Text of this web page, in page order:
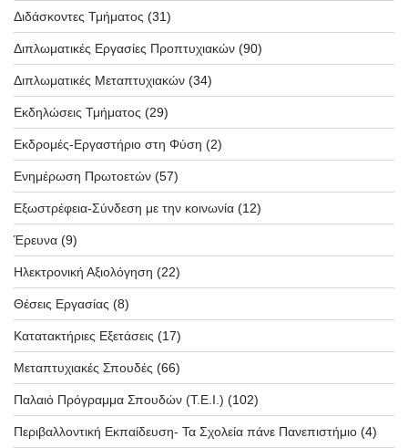
Διδάσκοντες Τμήματος (31)
Διπλωματικές Εργασίες Προπτυχιακών (90)
Διπλωματικές Μεταπτυχιακών (34)
Εκδηλώσεις Τμήματος (29)
Εκδρομές-Εργαστήριο στη Φύση (2)
Ενημέρωση Πρωτοετών (57)
Εξωστρέφεια-Σύνδεση με την κοινωνία (12)
Έρευνα (9)
Ηλεκτρονική Αξιολόγηση (22)
Θέσεις Εργασίας (8)
Κατατακτήριες Εξετάσεις (17)
Μεταπτυχιακές Σπουδές (66)
Παλαιό Πρόγραμμα Σπουδών (T.E.I.) (102)
Περιβαλλοντική Εκπαίδευση- Τα Σχολεία πάνε Πανεπιστήμιο (4)